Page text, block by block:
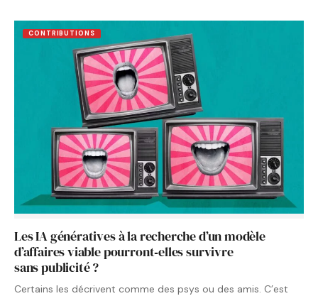
CONTRIBUTIONS
Les IA génératives à la recherche d’un modèle
d’affaires viable pourront‑elles survivre
sans publicité ?
Certains les décrivent comme des psys ou des amis. C’est